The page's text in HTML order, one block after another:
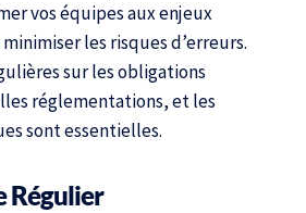
vos équipes aux enjeux
les risques d’erreurs.
sur les obligations
réglementations, et les
sont essentielles.
Régulier